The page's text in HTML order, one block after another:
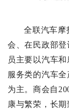
全联汽车摩
会
、在民政部
员主要 以汽车和
服务类的汽车全
为主。商会自 20
康与繁荣，长期